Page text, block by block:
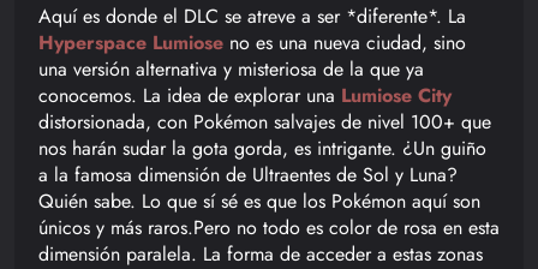
Aquí es donde el DLC se atreve a ser *diferente*. La
Hyperspace Lumiose no es una nueva ciudad, sino
una versión alternativa y misteriosa de la que ya
conocemos. La idea de explorar una Lumiose City
distorsionada, con Pokémon salvajes de nivel 100+ que
nos harán sudar la gota gorda, es intrigante. ¿Un guiño
a la famosa dimensión de Ultraentes de Sol y Luna?
Quién sabe. Lo que sí sé es que los Pokémon aquí son
únicos y más raros.Pero no todo es color de rosa en esta
dimensión paralela. La forma de acceder a estas zonas